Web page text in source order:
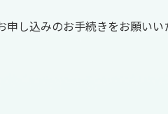
し込みのお手続きをお願い